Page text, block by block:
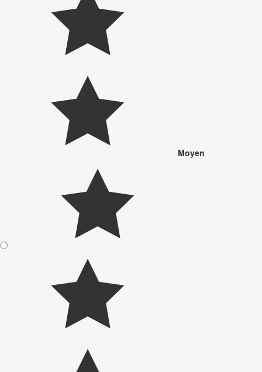
Moyen